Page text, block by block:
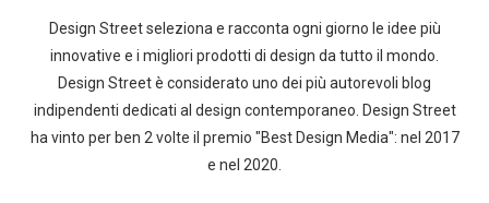
Design Street seleziona e racconta ogni giorno le idee più
innovative e i migliori prodotti di design da tutto il mondo.
Design Street è considerato uno dei più autorevoli blog
indipendenti dedicati al design contemporaneo. Design Street
ha vinto per ben 2 volte il premio "Best Design Media": nel 2017
e nel 2020.